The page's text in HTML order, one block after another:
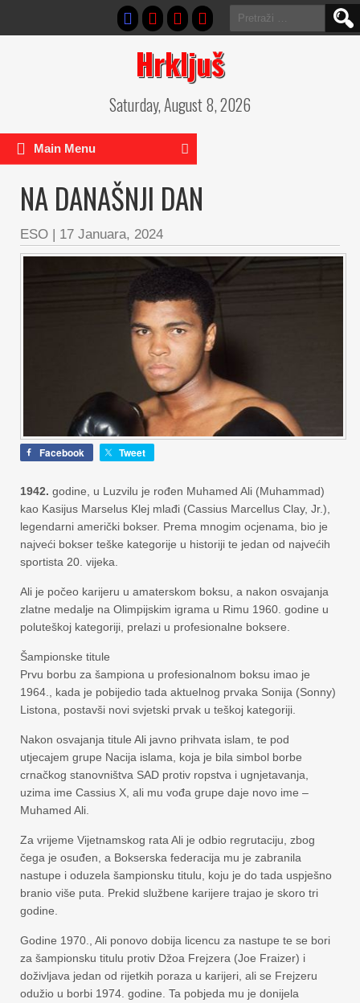
Pretraga:
Hrkljuš
Saturday, August 8, 2026
Main Menu
NA DANAŠNJI DAN
ESO | 17 Januara, 2024
Facebook Tweet
1942. godine, u Luzvilu je rođen Muhamed Ali (Muhammad)
kao Kasijus Marselus Klej mlađi (Cassius Marcellus Clay, Jr.),
legendarni američki bokser. Prema mnogim ocjenama, bio je
najveći bokser teške kategorije u historiji te jedan od najvećih
sportista 20. vijeka.
Ali je počeo karijeru u amaterskom boksu, a nakon osvajanja
zlatne medalje na Olimpijskim igrama u Rimu 1960. godine u
poluteškoj kategoriji, prelazi u profesionalne boksere.
Šampionske titule
Prvu borbu za šampiona u profesionalnom boksu imao je
1964., kada je pobijedio tada aktuelnog prvaka Sonija (Sonny)
Listona, postavši novi svjetski prvak u teškoj kategoriji.
Nakon osvajanja titule Ali javno prihvata islam, te pod
utjecajem grupe Nacija islama, koja je bila simbol borbe
crnačkog stanovništva SAD protiv ropstva i ugnjetavanja,
uzima ime Cassius X, ali mu vođa grupe daje novo ime –
Muhamed Ali.
Za vrijeme Vijetnamskog rata Ali je odbio regrutaciju, zbog
čega je osuđen, a Bokserska federacija mu je zabranila
nastupe i oduzela šampionsku titulu, koju je do tada uspješno
branio više puta. Prekid službene karijere trajao je skoro tri
godine.
Godine 1970., Ali ponovo dobija licencu za nastupe te se bori
za šampionsku titulu protiv Džoa Frejzera (Joe Fraizer) i
doživljava jedan od rijetkih poraza u karijeri, ali se Frejzeru
odužio u borbi 1974. godine. Ta pobjeda mu je donijela